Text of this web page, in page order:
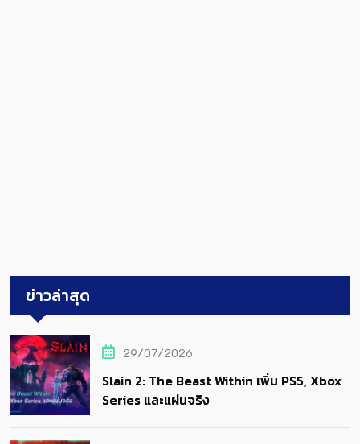
ข่าวล่าสุด
29/07/2026
Slain 2: The Beast Within เพิ่ม PS5, Xbox
Series และแผ่นจริง